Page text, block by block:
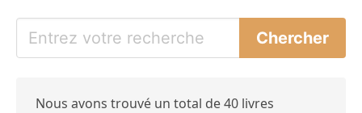
Nous avons trouvé un total de 40 livres